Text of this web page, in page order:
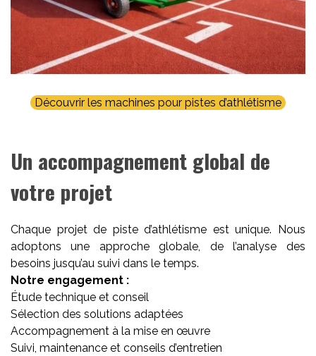
Découvrir les machines pour pistes d’athlétisme
Un accompagnement global de
votre projet
Chaque projet de piste d’athlétisme est unique. Nous
adoptons une approche globale, de l’analyse des
besoins jusqu’au suivi dans le temps.
Notre engagement :
Étude technique et conseil
Sélection des solutions adaptées
Accompagnement à la mise en œuvre
Suivi, maintenance et conseils d’entretien